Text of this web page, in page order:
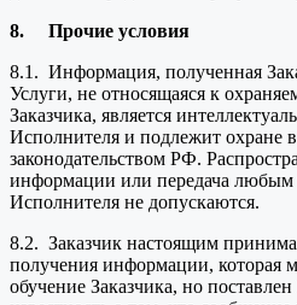
8. Прочие условия
8.1. Информация, полученная
Услуги, не относящаяся к
Заказчика, является
Исполнителя и подлежит охране в
законодательством РФ.
информации или передача любым
Исполнителя не допускаются.
8.2. Заказчик настоящим
получения информации, которая
обучение Заказчика, но